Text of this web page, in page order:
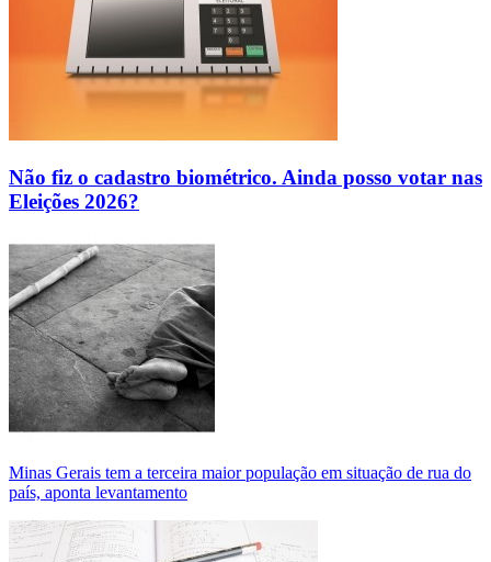
Não fiz o cadastro biométrico. Ainda posso votar nas
Eleições 2026?
Minas Gerais tem a terceira maior população em situação de rua do
país, aponta levantamento